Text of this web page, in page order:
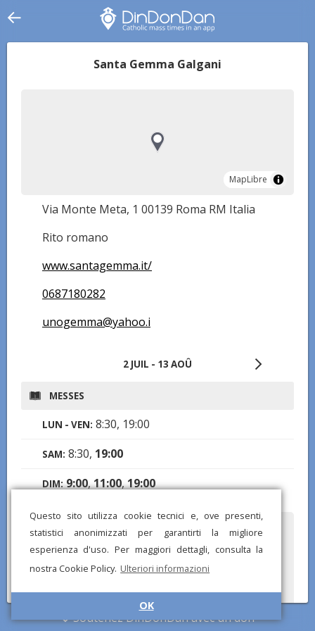
Questo sito utilizza cookie tecnici e, ove presenti,
statistici anonimizzati per garantirti la migliore
esperienza d'uso. Per maggiori dettagli, consulta la
nostra Cookie Policy. Ulteriori informazioni
OK
Santa Gemma Galgani
MapLibre
MapLibre
Via Monte Meta, 1 00139 Roma RM Italia
Rito romano
www.santagemma.it/
0687180282
unogemma@yahoo.i
2 JUIL - 13 AOÛ
MESSES
LUN - VEN: 8:30, 19:00
SAM: 8:30, 19:00
DIM: 9:00,11:00,19:00
Avez-vous remarqué des informations incorrectes ou
dès que possible !
Soutenez DinDonDan avec un don